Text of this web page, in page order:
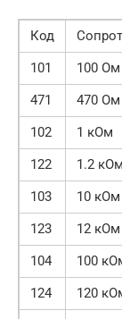
Код
101
100 Ом
471
470 Ом
102
1 кОм
122
1.2 кОм
103
10 кОм
123
12 кОм
104
100
124
120